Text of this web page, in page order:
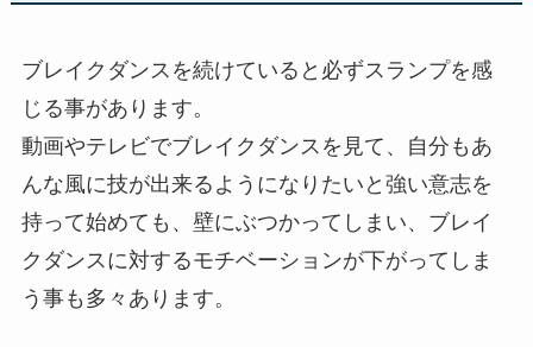
ブレイクダンスを続けていると必ずスランプを感
じる事があります。
動画やテレビでブレイクダンスを見て、自分もあ
んな風に技が出来るようになりたいと強い意志を
持って始めても、壁にぶつかってしまい、ブレイ
クダンスに対するモチベーションが下がってしま
う事も多々あります。